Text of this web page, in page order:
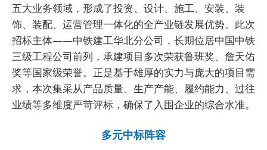
五大业务领域，形成了投资、设计、施工、安装、装
饰、装配、运营管理一体化的全产业链发展优势。此次
招标主体——中铁建工华北分公司，长期位居中国中铁
三级工程公司前列，承建项目多次荣获鲁班奖、詹天佑
奖等国家级荣誉。正是基于雄厚的实力与庞大的项目需
求，本次集采从产品质量、生产产能、履约能力、过往
业绩等多维度严苛评标，确保了入围企业的综合水准。
多元中标阵容